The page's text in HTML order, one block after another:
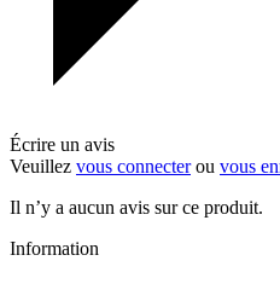
Écrire un avis
Veuillez vous connecterou vous
Il n’y a aucun avis sur ce produit.
Information